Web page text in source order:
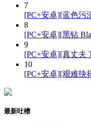
7
[PC+安卓][蓝色污
8
[PC+安卓][黑钻
9
[PC+安卓][真丈夫
10
[PC+安卓][艰难抉
最新吐槽